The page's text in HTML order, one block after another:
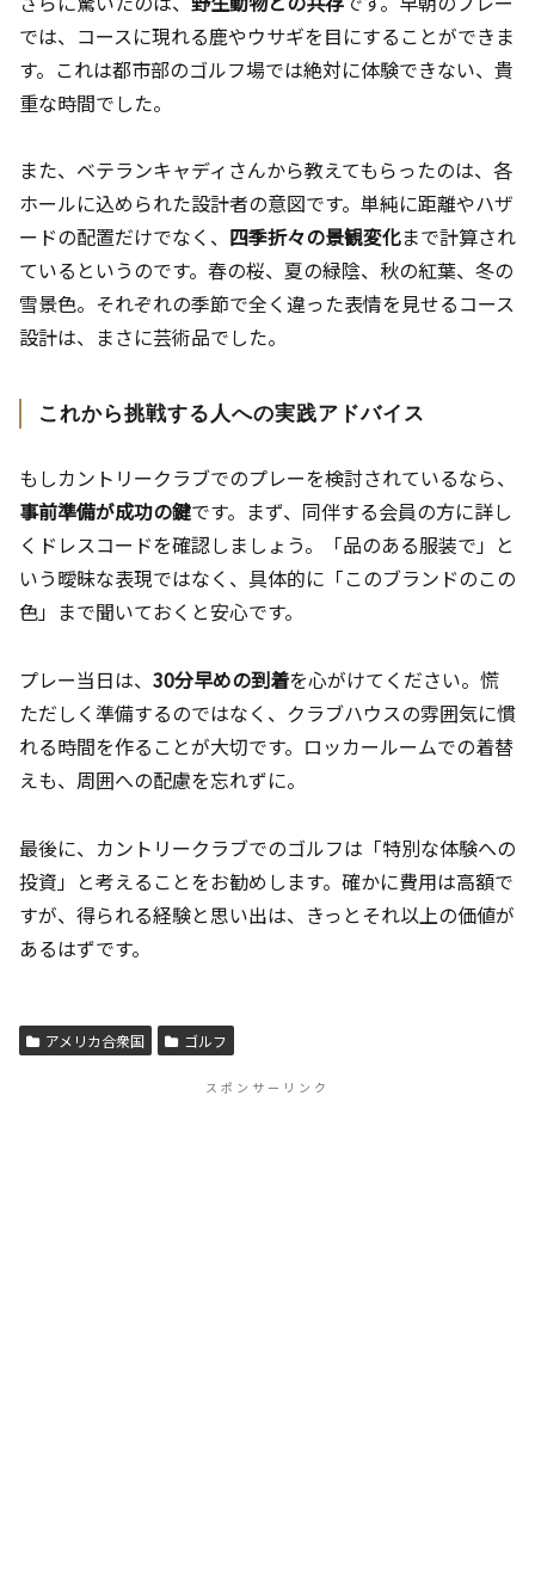
では、コースに現れる鹿やウサギを目にすることができま
す。これは都市部のゴルフ場では絶対に体験できない、貴
重な時間でした。
また、ベテランキャディさんから教えてもらったのは、各
ホールに込められた設計者の意図です。単純に距離やハザ
ードの配置だけでなく、 四季折々の景観変化まで計算され
ているというのです。春の桜、夏の緑陰、秋の紅葉、冬の
雪景色。それぞれの季節で全く違った表情を見せるコース
設計は、まさに芸術品でした。
これから挑戦する人への実践アドバイス
もしカントリークラブでのプレーを検討されているなら、
事前準備が成功の鍵です。まず、同伴する会員の方に詳し
くドレスコードを確認しましょう。「品のある服装で」と
いう曖昧な表現ではなく、具体的に「このブランドのこの
色」まで聞いておくと安心です。
プレー当日は、 30分早めの到着を心がけてください。慌
ただしく準備するのではなく、クラブハウスの雰囲気に慣
れる時間を作ることが大切です。ロッカールームでの着替
えも、周囲への配慮を忘れずに。
最後に、カントリークラブでのゴルフは「特別な体験への
投資」と考えることをお勧めします。確かに費用は高額で
すが、得られる経験と思い出は、きっとそれ以上の価値が
あるはずです。
アメリカ合衆国 ゴルフ
スポンサーリンク